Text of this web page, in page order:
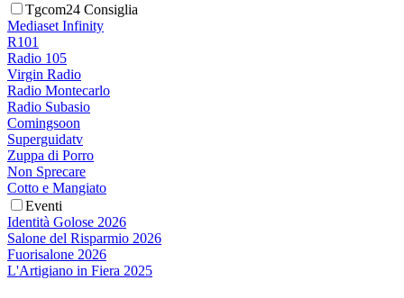
Tgcom24 Consiglia
Mediaset Infinity
R101
Radio 105
Virgin Radio
Radio Montecarlo
Radio Subasio
Comingsoon
Superguidatv
Zuppa di Porro
Non Sprecare
Cotto e Mangiato
Eventi
Identità Golose 2026
Salone del Risparmio 2026
Fuorisalone 2026
L'Artigiano in Fiera 2025